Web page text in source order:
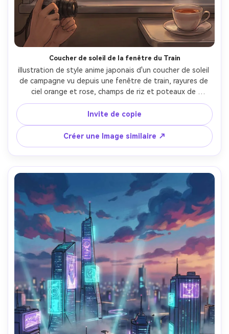
Coucher de soleil de la fenêtre du Train
illustration de style anime japonais d'un coucher de soleil
de campagne vu depuis une fenêtre de train, rayures de
ciel orange et rose, champs de riz et poteaux de
téléphone passant, flou de mouvement subtil capturé
dans le style de fond peint, ligne propre, ambiance
nostalgique, éclairage cinématographique chaud,
paysages hautement détaillés, objectif 85 mm,
profondeur de champ peu profonde-AR 4:5
Invite de copie
Créer une Image similaire ↗